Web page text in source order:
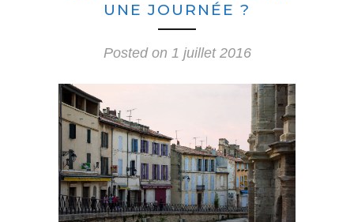
UNE JOURNÉE ?
Posted on 1 juillet 2016